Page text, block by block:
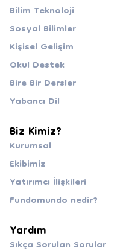
Bilim Teknoloji
Sosyal Bilimler
Kişisel Gelişim
Okul Destek
Bire Bir Dersler
Yabancı Dil
Biz Kimiz?
Kurumsal
Ekibimiz
Yatırımcı İlişkileri
Fundomundo nedir?
Yardım
Sıkça Sorulan Sorular